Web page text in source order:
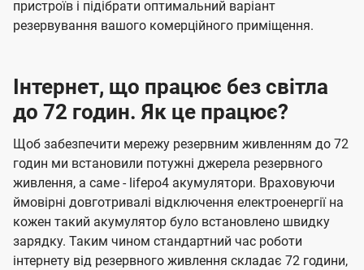
пристроїв і підібрати оптимальний варіант
резервування вашого комерційного приміщення.
Інтернет, що працює без світла
до 72 годин. Як це працює?
Щоб забезпечити мережу резервним живленням до 72
годин ми встановили потужні джерела резервного
живлення, а саме - lifepo4 акумулятори. Враховуючи
ймовірні довготривалі відключення електроенергії на
кожен такий акумулятор було встановлено швидку
зарядку. Таким чином стандартний час роботи
інтернету від резервного живлення складає 72 години,